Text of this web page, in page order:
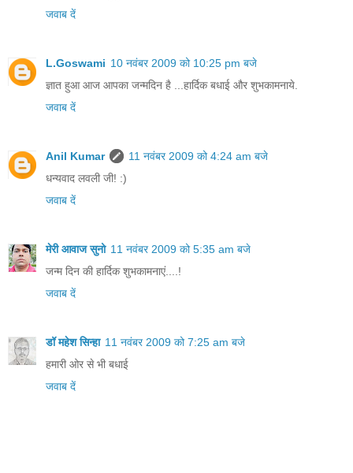
जवाब दें
L.Goswami 10 नवंबर 2009 को 10:25 pm बजे
ज्ञात हुआ आज आपका जन्मदिन है ...हार्दिक बधाई और शुभकामनाये.
जवाब दें
Anil Kumar
11 नवंबर 2009 को 4:24 am बजे
धन्यवाद लवली जी! :)
जवाब दें
मेरी आवाज सुनो 11 नवंबर 2009 को 5:35 am बजे
जन्म दिन की हार्दिक शुभकामनाएं....!
जवाब दें
डॉ महेश सिन्हा 11 नवंबर 2009 को 7:25 am बजे
हमारी ओर से भी बधाई
जवाब दें